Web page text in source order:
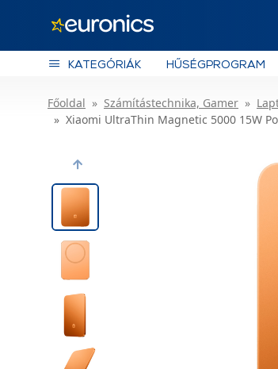
KATEGÓRIÁK HŰSÉGPROGRAM
Főoldal Számítástechnika, Gamer
Xiaomi UltraThin Magnetic 5000 15W
Previous